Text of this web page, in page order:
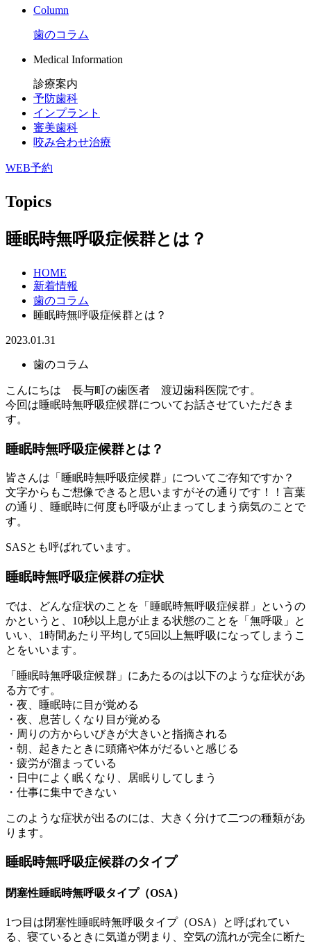
Column
歯のコラム
Medical Information
診療案内
予防歯科
インプラント
審美歯科
咬み合わせ治療
WEB予約
Topics
睡眠時無呼吸症候群とは？
HOME
新着情報
歯のコラム
睡眠時無呼吸症候群とは？
2023.01.31
歯のコラム
こんにちは 長与町の歯医者 渡辺歯科医院です。
今回は睡眠時無呼吸症候群についてお話させていただきま
す。
睡眠時無呼吸症候群とは？
皆さんは「睡眠時無呼吸症候群」についてご存知ですか？
文字からもご想像できると思いますがその通りです！！言葉
の通り、睡眠時に何度も呼吸が止まってしまう病気のことで
す。
SASとも呼ばれています。
睡眠時無呼吸症候群の症状
では、どんな症状のことを「睡眠時無呼吸症候群」というの
かというと、10秒以上息が止まる状態のことを「無呼吸」と
いい、1時間あたり平均して5回以上無呼吸になってしまうこ
とをいいます。
「睡眠時無呼吸症候群」にあたるのは以下のような症状があ
る方です。
・夜、睡眠時に目が覚める
・夜、息苦しくなり目が覚める
・周りの方からいびきが大きいと指摘される
・朝、起きたときに頭痛や体がだるいと感じる
・疲労が溜まっている
・日中によく眠くなり、居眠りしてしまう
・仕事に集中できない
このような症状が出るのには、大きく分けて二つの種類があ
ります。
睡眠時無呼吸症候群のタイプ
閉塞性睡眠時無呼吸タイプ（OSA）
1つ目は閉塞性睡眠時無呼吸タイプ（OSA）と呼ばれてい
る、寝ているときに気道が閉まり、空気の流れが完全に断た